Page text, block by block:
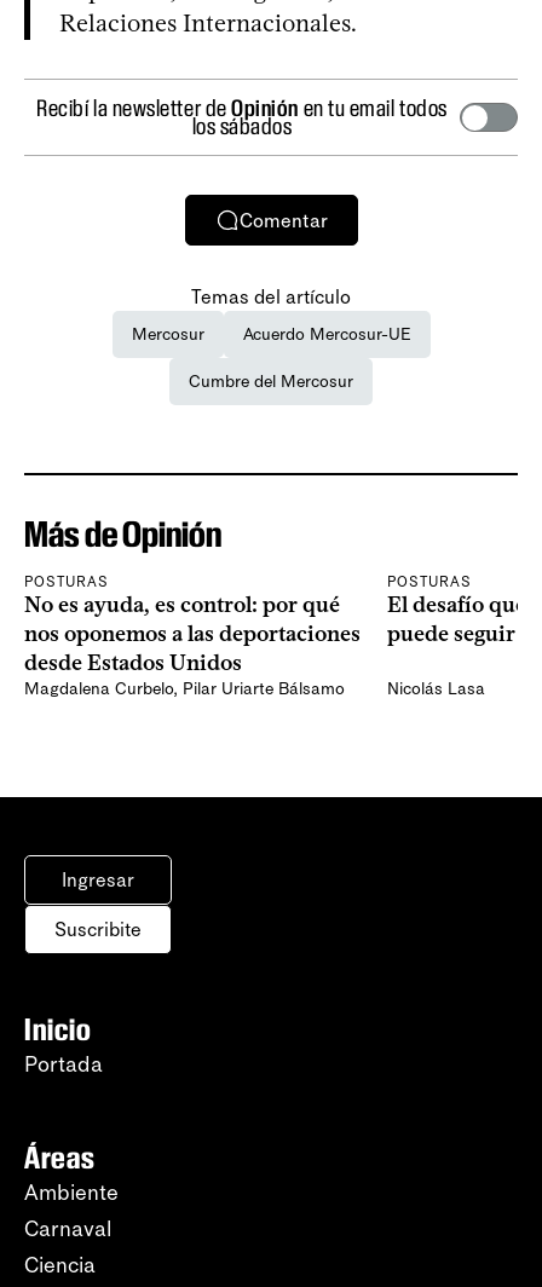
Relaciones Internacionales.
Recibí la newsletter deOpinión en tu email todos
los sábados
Comentar
Temas del artículo
Mercosur Acuerdo Mercosur-UE
Cumbre del Mercosur
Más de Opinión
POSTURAS
No es ayuda, es control: por qué
nos oponemos a las deportaciones
desde Estados Unidos
Magdalena Curbelo, Pilar Uriarte Bálsamo
POSTURAS
El desafío que
puede seguir
Nicolás Lasa
Ingresar
Suscribite
Inicio
Portada
Áreas
Ambiente
Carnaval
Ciencia